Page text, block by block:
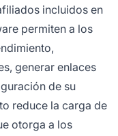
incluidos en
permiten a los
generar enlaces
de su
reduce la carga de
otorga a los